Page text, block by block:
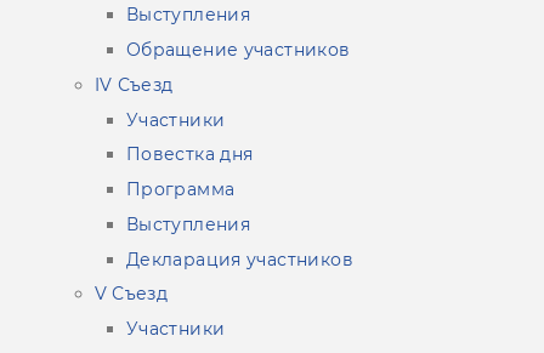
Выступления
Обращение участников
IV Съезд
Участники
Повестка дня
Программа
Выступления
Декларация участников
V Съезд
Участники